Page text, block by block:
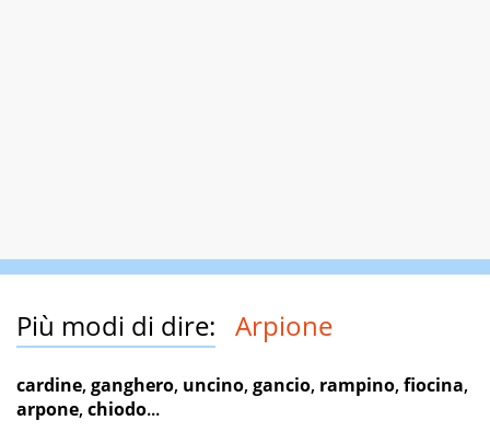
Più modi di dire: Arpione
cardine,ganghero, uncino,gancio, rampino,fiocina,
arpone,chiodo...